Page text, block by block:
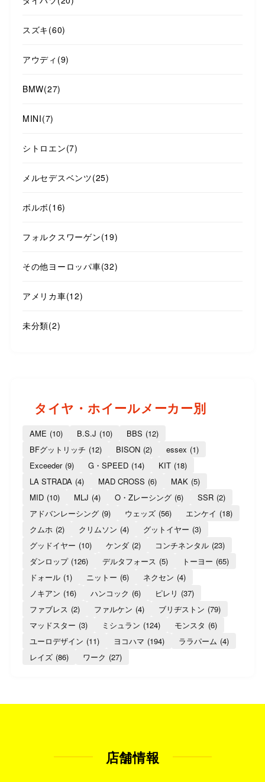
スズキ(60)
アウディ (9)
BMW(27)
MINI(7)
シトロエン(7)
メルセデスベンツ(25)
ボルボ(16)
フォルクスワーゲン(19)
その他ヨーロッパ車(32)
アメリカ車(12)
未分類(2)
タイヤ・ホイールメーカー別
AME (10) B.S.J (10) BBS (12)
BFグットリッチ (12) BISON (2) essex (1)
Exceeder (9) G・SPEED (14) KIT (18)
LA STRADA (4) MAD CROSS (6) MAK (5)
MID (10) MLJ (4) O・Zレーシング (6) SSR (2)
アドバンレーシング (9) ウェッズ (56) エンケイ (18)
クムホ (2) クリムソン (4) グットイヤー (3)
グッドイヤー (10) ケンダ (2) コンチネンタル (23)
ダンロップ (126) デルタフォース (5) トーヨー (65)
ドォール (1) ニットー (6) ネクセン (4)
ノキアン (16) ハンコック (6) ピレリ (37)
ファブレス (2) ファルケン (4) ブリヂストン (79)
マッドスター (3) ミシュラン (124) モンスタ (6)
ユーロデザイン (11) ヨコハマ (194) ララパーム (4)
レイズ (86) ワーク (27)
店舗情報